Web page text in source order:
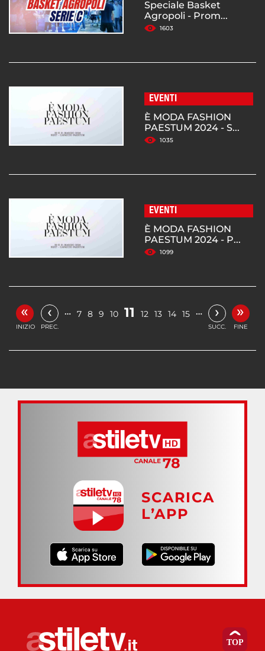
Speciale Basket
Agropoli - Prom...
1603
EVENTI
È MODA FASHION
PAESTUM 2024 - S...
1035
EVENTI
È MODA FASHION
PAESTUM 2024 - P...
1099
«
INIZIO
‹
PREC.
… 7 8 9 10 11 12 13 14 15 … ›
SUCC.
»
FINE
SCARICA
L’APP